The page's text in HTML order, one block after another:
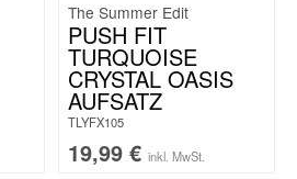
The Summer Edit
PUSH FIT
TURQUOISE
CRYSTAL OASIS
AUFSATZ
TLYFX105
19,99 € inkl. MwSt.